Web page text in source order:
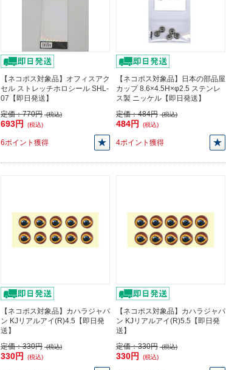
【ネコポス対象品】オフィスアク
セル ストレッチホロシール SHL-
07【即日発送】
定価：770円 (税込)
693円 (税込)
6ポイント獲得
【ネコポス対象品】日本の部品屋
カップ 8.6×4.5H×φ2.5 ステンレ
ス製 ニッケル【即日発送】
定価：484円 (税込)
484円 (税込)
4ポイント獲得
【ネコポス対象品】カハラジャパ
ン KJリアルアイ(R)4.5【即日発
送】
定価：330円 (税込)
330円 (税込)
【ネコポス対象品】カハラジャパ
ン KJリアルアイ(R)5.5【即日発
送】
定価：330円 (税込)
330円 (税込)